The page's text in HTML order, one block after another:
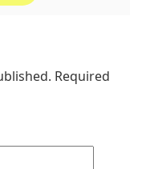
Required